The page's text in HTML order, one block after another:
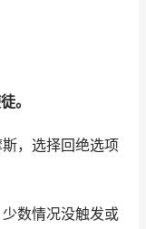
。
，选择回绝选项
数情况没触发或